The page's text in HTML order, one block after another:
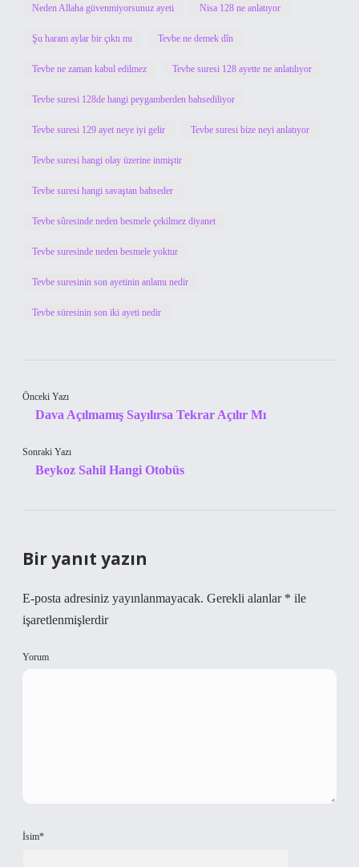
Neden Allaha güvenmiyorsunuz ayeti Nisa 128 ne anlatıyor
Şu haram aylar bir çıktı mı Tevbe ne demek dîn
Tevbe ne zaman kabul edilmez Tevbe suresi 128 ayette ne anlatılıyor
Tevbe suresi 128de hangi peygamberden bahsediliyor
Tevbe suresi 129 ayet neye iyi gelir Tevbe suresi bize neyi anlatıyor
Tevbe suresi hangi olay üzerine inmiştir
Tevbe suresi hangi savaştan bahseder
Tevbe sûresinde neden besmele çekilmez diyanet
Tevbe suresinde neden besmele yoktur
Tevbe suresinin son ayetinin anlamı nedir
Tevbe süresinin son iki ayeti nedir
Önceki Yazı
Dava Açılmamış Sayılırsa Tekrar Açılır Mı
Sonraki Yazı
Beykoz Sahil Hangi Otobüs
Bir yanıt yazın
E-posta adresiniz yayınlanmayacak. Gerekli alanlar * ile
işaretlenmişlerdir
Yorum
İsim*